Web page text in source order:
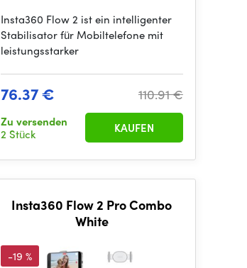
Insta360 Flow 2 ist ein intelligenter
Stabilisator für Mobiltelefone mit
leistungsstarker
76.37 € 110.91 €
Zu versenden
2 Stück
KAUFEN
Insta360 Flow 2 Pro Combo
White
-19 %